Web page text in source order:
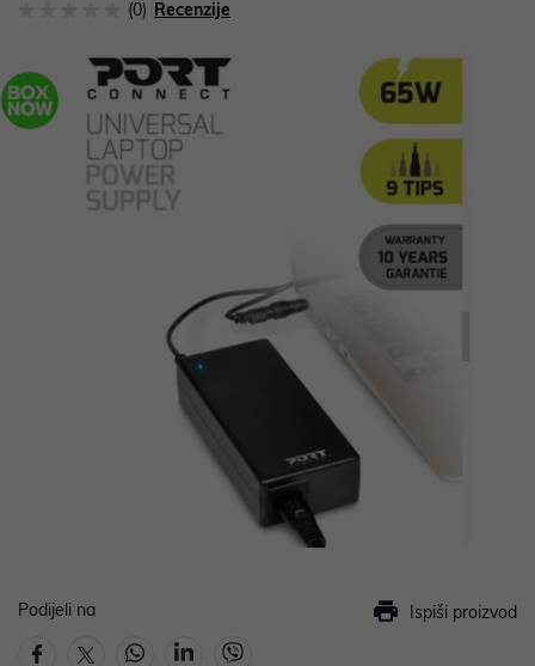
(0) Recenzije
Podijeli na Ispiši proizvod